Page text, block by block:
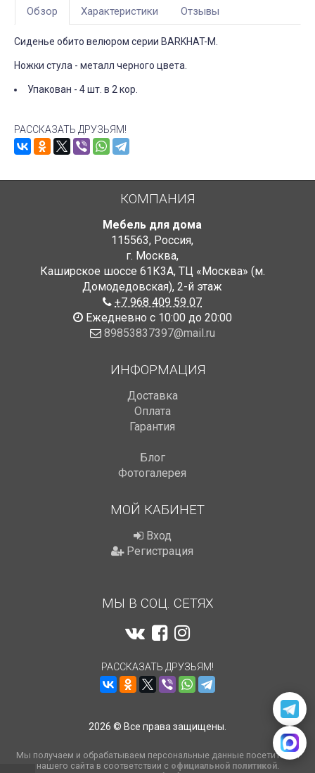
Обзор Характеристики Отзывы
Сиденье обито велюром серии BARKHAT-M.
Ножки стула - металл черного цвета.
Упакован - 4 шт. в 2 кор.
РАССКАЗАТЬ ДРУЗЬЯМ!
КОМПАНИЯ
Мебель для дома
115563, Россия,
г. Москва,
Каширское шоссе 61К3А, ТЦ «Москва» (м.
Домодедовская), 2-й этаж
+7 968 409 59 07
Ежедневно с 10:00 до 20:00
89853837397@mail.ru
ИНФОРМАЦИЯ
Доставка
Оплата
Гарантия
Блог
Фотогалерея
МОЙ КАБИНЕТ
Вход
Регистрация
МЫ В СОЦ. СЕТЯХ
РАССКАЗАТЬ ДРУЗЬЯМ!
2026 © Все права защищены.
Мы получаем и обрабатываем персональные данные посетителей
нашего сайта в соответствии с официальной политикой.